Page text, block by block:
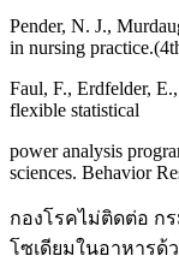
Pender, N. J.,
in nursing
Faul, F., Erdfelder,
flexible statistical
power analysis
sciences. Behavior
กองโรคไม่ติดต่อ ก
โซเดียมในอาหารด้ว